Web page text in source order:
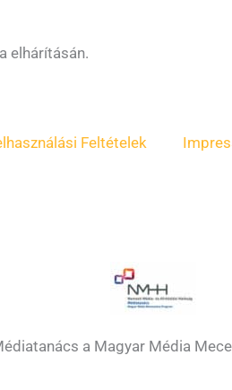
elhárításán.
Feltételek
a Magyar Média